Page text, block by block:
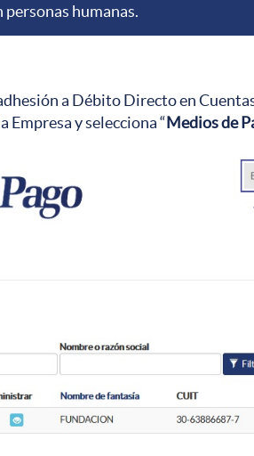
humanas.
a Débito Directo en
Empresa y selecciona “Medios de